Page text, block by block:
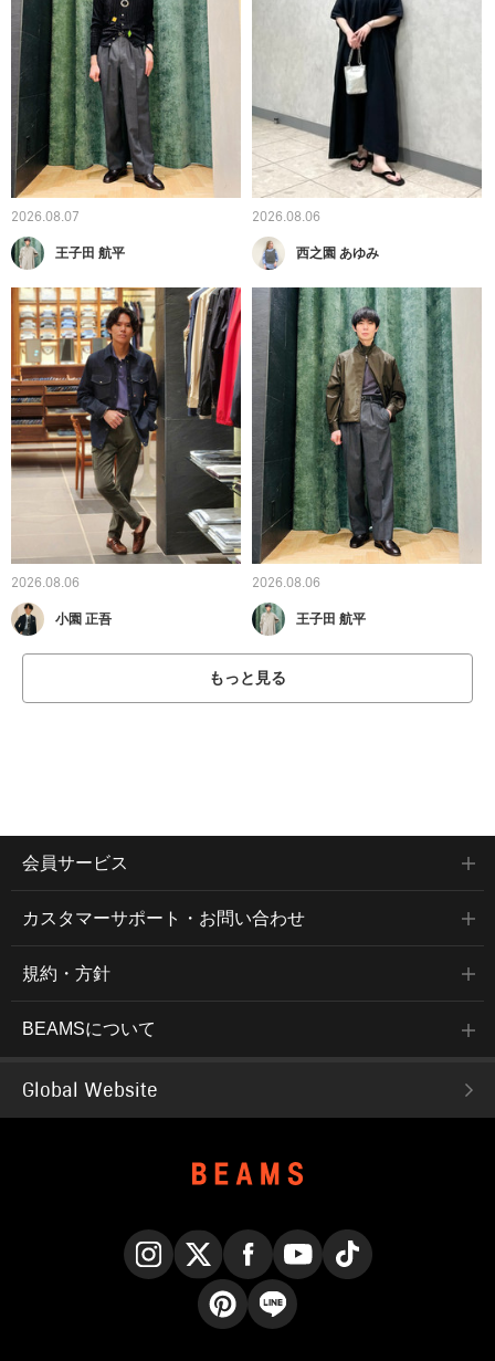
2026.08.07
王子田 航平
2026.08.06
西之園 あゆみ
2026.08.06
小園 正吾
2026.08.06
王子田 航平
もっと見る
会員サービス
カスタマーサポート・お問い合わせ
規約・方針
BEAMSについて
Global Website